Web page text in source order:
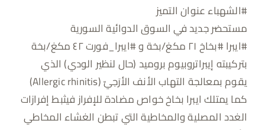
#الشهباء عنوان التميز
مستحضر جديد في السوق الدوائية السورية
#ايبرا #بخاخ ٢١ مكغ/بخة و #ايبرا_فورت ٤٢ مكغ/بخة
بتركيبته إيبراتروبيوم بروميد (حال لنظير الودي) الذي
يقوم بمعالجة التهاب الأنف الأرَجيّ (Allergic rhinitis)
كما يمتلك ايبرا بخاخ خواص مضادة للإفراز فيثبط إفرازات
الغدد المصلية والمخاطية التي تبطن الغشاء المخاطي